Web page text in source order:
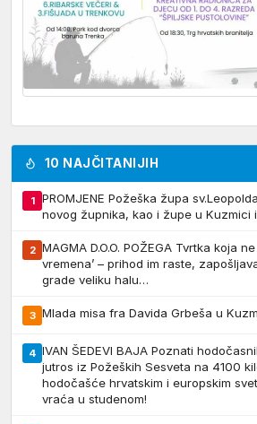
10 NAJČITANIJIH
1
PROMJENE Požeška župa
novog župnika, kao i župe u Kuzmici
2 MAGMA D.O.O. POŽEGA Tvrtka koja
vremena’ – prihod im raste,
grade veliku halu…
3 Mlada misa fra Davida Grbeša u
4 IVAN ŠEDEVI BAJA Poznati
jutros iz Požeških Sesveta na 4100
hodočašće hrvatskim i europskim
vraća u studenom!